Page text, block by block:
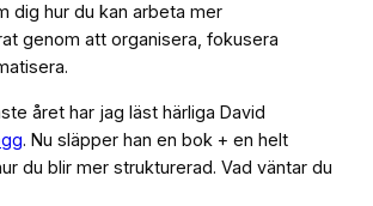
dig hur du kan arbeta mer
genom att organisera, fokusera
året har jag läst härliga David
. Nu släpper han en bok + en helt
du blir mer strukturerad. Vad väntar du